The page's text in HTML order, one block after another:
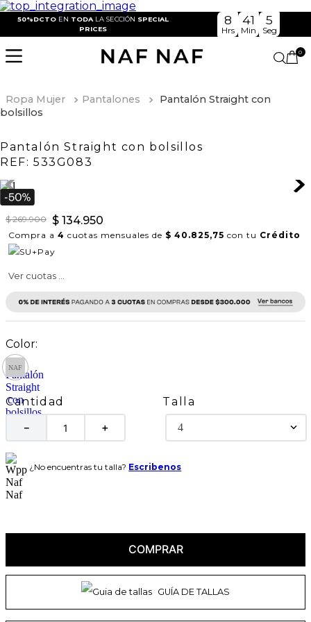
50%DCTO EN TODA LA SECCIÓN SPECIAL
PRICES
8
Hrs
41
Min
4
Seg
0
Ropa Mujer Pantalones
Pantalón Straight con
bolsillos
Pantalón Straight con bolsillos
REF: 533G083
$ 269.900 $ 134.950
Compra a 4 cuotas mensuales de $ 40.825,75 con tu Crédito
Ver cuotas ...
Cantidad
＋
－
Talla
4
¿No encuentras tu talla? Escribenos
COMPRAR
GUÍA DE TALLAS